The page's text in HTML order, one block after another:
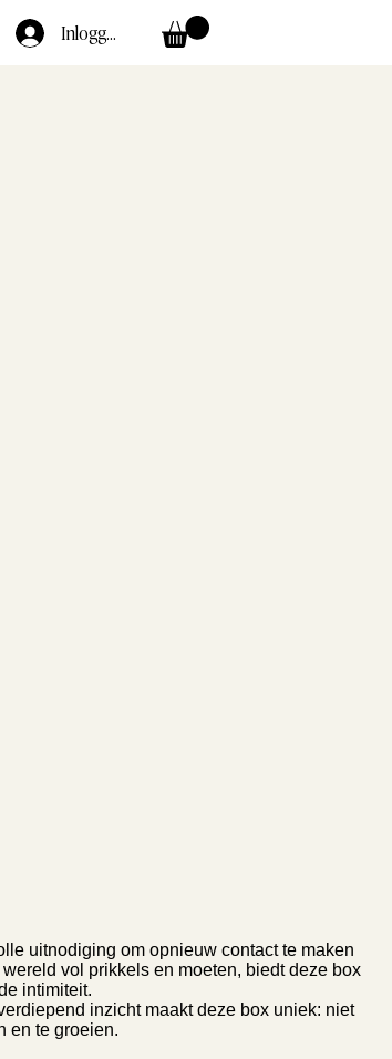
Inloggen
uitnodiging om opnieuw contact te maken
vol prikkels en moeten, biedt deze box
intimiteit.
inzicht maakt deze box uniek: niet
en te groeien.